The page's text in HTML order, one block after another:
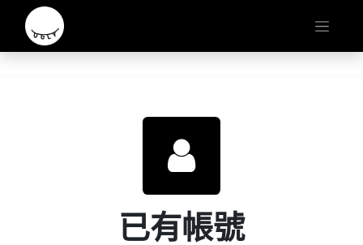
已有帳號